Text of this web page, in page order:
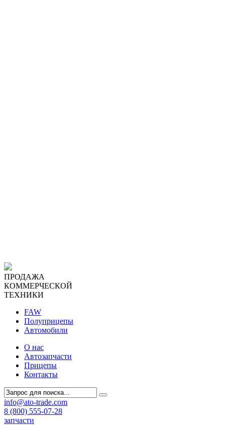
ПРОДАЖА
КОММЕРЧЕСКОЙ
ТЕХНИКИ
FAW
Полуприцепы
Автомобили
О нас
Автозапчасти
Прицепы
Контакты
Search
info@ato-trade.com
8 (800) 555-07-28
запчасти